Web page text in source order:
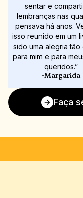
sentar e
lembranças nas
pensava há anos.
isso reunido em um
sido uma alegria tão
para mim e para
queridos.”
-Margarida
Faça